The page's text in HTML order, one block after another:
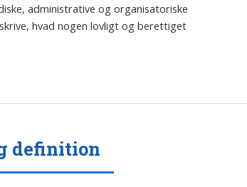
administrative og organisatoriske
hvad nogen lovligt og berettiget
definition